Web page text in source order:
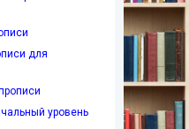
для
уровень